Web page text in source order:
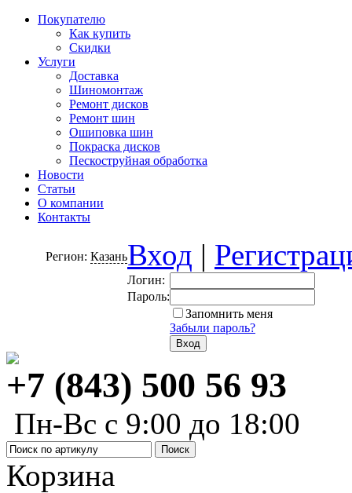
Покупателю
Как купить
Скидки
Услуги
Доставка
Шиномонтаж
Ремонт дисков
Ремонт шин
Ошиповка шин
Покраска дисков
Пескоструйная обработка
Новости
Статьи
О компании
Контакты
Регион: КазаньВход |
Логин:
Пароль:
Запомнить меня
Забыли пароль?
+7 (843) 500 56 93
Пн-Вс с 9:00 до 18:00
Корзина